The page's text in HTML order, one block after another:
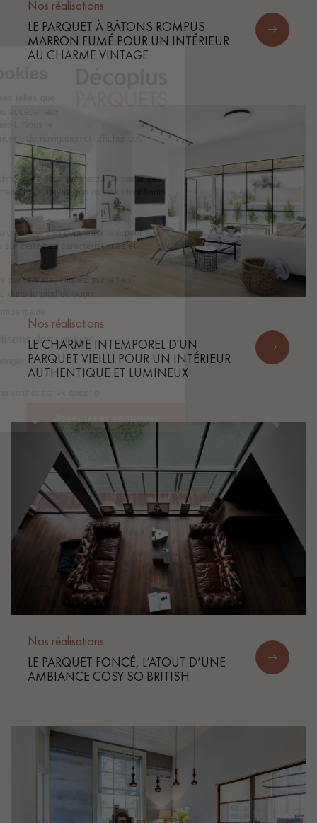
Nos réalisations
LE PARQUET À BÂTONS ROMPUS
MARRON FUMÉ POUR UN INTÉRIEUR
AU CHARME VINTAGE
Nos réalisations
LE CHARME INTEMPOREL D'UN
PARQUET VIEILLI POUR UN INTÉRIEUR
AUTHENTIQUE ET LUMINEUX
Nos réalisations
LE PARQUET FONCÉ, L’ATOUT D’UNE
AMBIANCE COSY SO BRITISH